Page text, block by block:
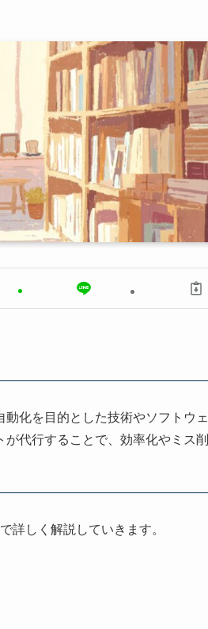
動化を目的とした技術やソフトウェ
代行することで、効率化やミス削
詳しく解説していきます。